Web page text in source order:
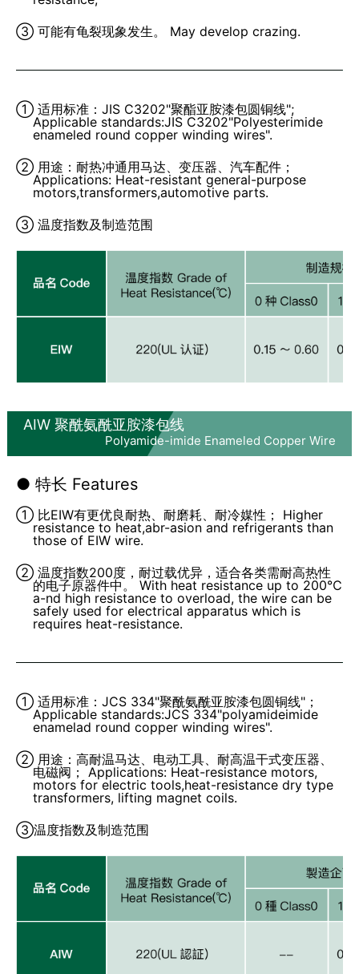
③ 可能有龟裂现象发生。 May develop crazing.
① 适用标准：JIS C3202"聚酯亚胺漆包圆铜线";
Applicable standards:JIS C3202"Polyesterimide
enameled round copper winding wires".
② 用途：耐热冲通用马达、变压器、汽车配件；
Applications: Heat-resistant general-purpose
motors,transformers,automotive parts.
③ 温度指数及制造范围
AIW 聚酰氨酰亚胺漆包线
Polyamide-imide Enameled Copper Wire
● 特长 Features
① 比EIW有更优良耐热、耐磨耗、耐冷媒性； Higher
resistance to heat,abr-asion and refrigerants than
those of EIW wire.
② 温度指数200度，耐过载优异，适合各类需耐高热性
的电子原器件中。 With heat resistance up to 200℃
a-nd high resistance to overload, the wire can be
safely used for electrical apparatus which is
requires heat-resistance.
① 适用标准：JCS 334"聚酰氨酰亚胺漆包圆铜线"；
Applicable standards:JCS 334"polyamideimide
enamelad round copper winding wires".
② 用途：高耐温马达、电动工具、耐高温干式变压器、
电磁阀； Applications: Heat-resistance motors,
motors for electric tools,heat-resistance dry type
transformers, lifting magnet coils.
③温度指数及制造范围